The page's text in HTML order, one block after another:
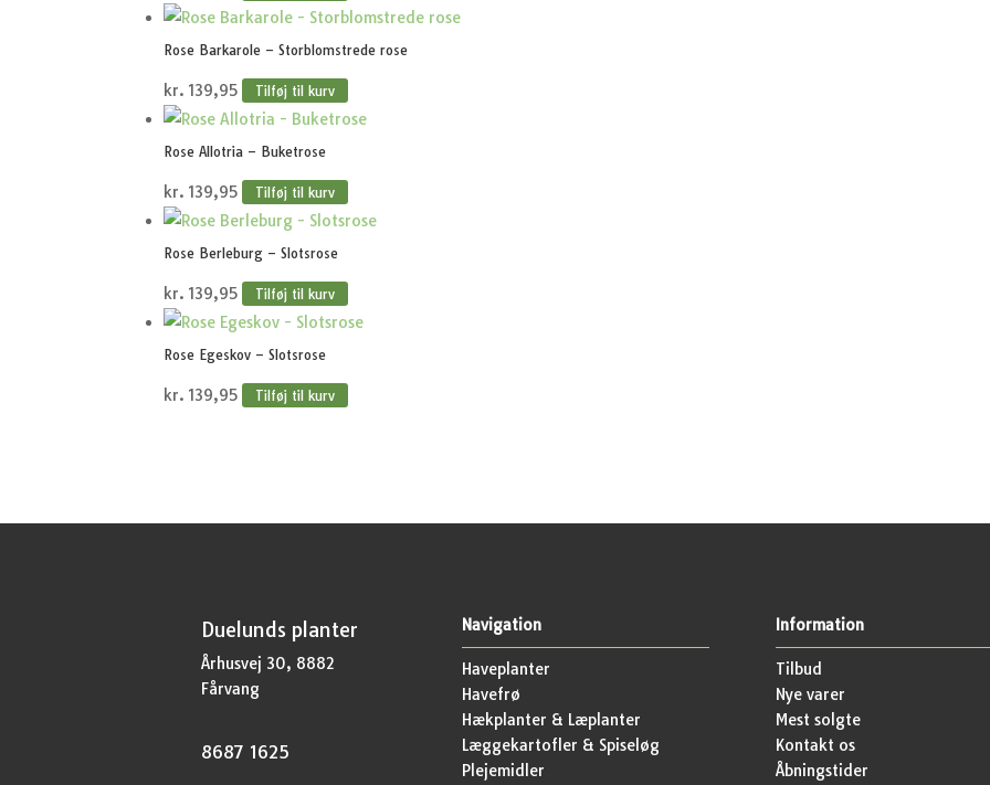
Rose Barkarole – Storblomstrede rose
kr. 139,95 Tilføj til kurv
Rose Allotria – Buketrose
kr. 139,95 Tilføj til kurv
Rose Berleburg – Slotsrose
kr. 139,95 Tilføj til kurv
Rose Egeskov – Slotsrose
kr. 139,95 Tilføj til kurv
Duelunds planter
Århusvej 30, 8882
Fårvang
8687 1625
Navigation
Haveplanter
Havefrø
Hækplanter & Læplanter
Læggekartofler & Spiseløg
Plejemidler
Information
Tilbud
Nye varer
Mest solgte
Kontakt os
Åbningstider